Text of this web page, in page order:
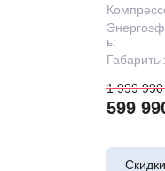
ь:
Габариты:
599
1 999